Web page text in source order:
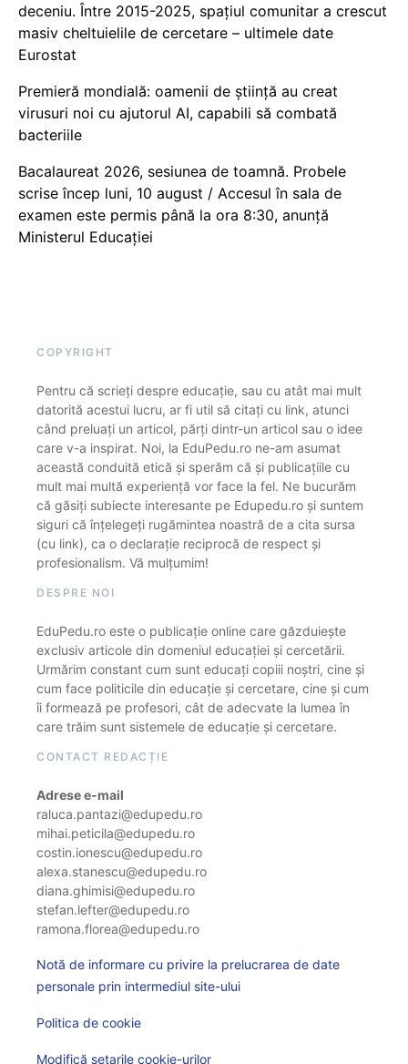
deceniu. Între 2015-2025, spațiul comunitar a crescut
masiv cheltuielile de cercetare – ultimele date
Eurostat
Premieră mondială: oamenii de știință au creat
virusuri noi cu ajutorul AI, capabili să combată
bacteriile
Bacalaureat 2026, sesiunea de toamnă. Probele
scrise încep luni, 10 august / Accesul în sala de
examen este permis până la ora 8:30, anunță
Ministerul Educației
COPYRIGHT
Pentru că scrieți despre educație, sau cu atât mai mult
datorită acestui lucru, ar fi util să citați cu link, atunci
când preluați un articol, părți dintr-un articol sau o idee
care v-a inspirat. Noi, la EduPedu.ro ne-am asumat
această conduită etică și sperăm că și publicațiile cu
mult mai multă experiență vor face la fel. Ne bucurăm
că găsiți subiecte interesante pe Edupedu.ro și suntem
siguri că înțelegeți rugămintea noastră de a cita sursa
(cu link), ca o declarație reciprocă de respect și
profesionalism. Vă mulțumim!
DESPRE NOI
EduPedu.ro este o publicație online care găzduiește
exclusiv articole din domeniul educației și cercetării.
Urmărim constant cum sunt educați copiii noștri, cine și
cum face politicile din educație și cercetare, cine și cum
îi formează pe profesori, cât de adecvate la lumea în
care trăim sunt sistemele de educație și cercetare.
CONTACT REDACȚIE
Adrese e-mail
raluca.pantazi@edupedu.ro
mihai.peticila@edupedu.ro
costin.ionescu@edupedu.ro
alexa.stanescu@edupedu.ro
diana.ghimisi@edupedu.ro
stefan.lefter@edupedu.ro
ramona.florea@edupedu.ro
Notă de informare cu privire la prelucrarea de date
personale prin intermediul site-ului
Politica de cookie
Modifică setarile cookie-urilor